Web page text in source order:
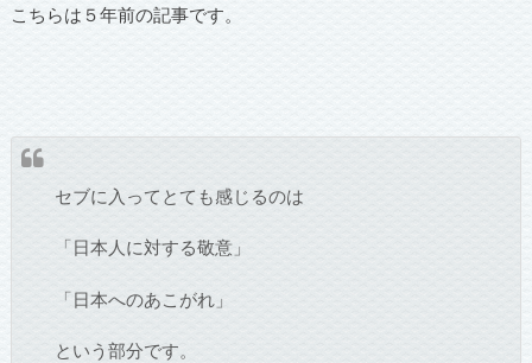
こちらは５年前の記事です。
セブに入ってとても感じるのは
「日本人に対する敬意」
「日本へのあこがれ」
という部分です。